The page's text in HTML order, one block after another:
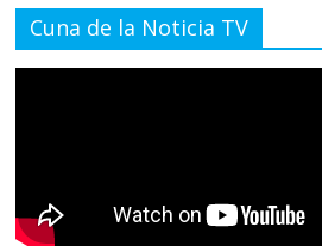
Cuna de la Noticia TV